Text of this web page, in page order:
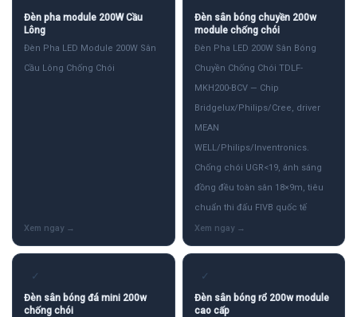
Đèn pha module 200W Cầu
Lông
Đèn Pha LED Module 200W Sân
Cầu Lông Chống Chói
Đèn sân bóng chuyền 200w
module chống chói
Đèn Pha LED 200W Sân Bóng
Chuyền Chống Chói TDLF-
MKH200-BCV — Chip
Bridgelux/Philips/Cree, driver
MEAN
WELL/Philips/Inventronics.
Chống chói UGR<19, ánh sáng
đồng đều toàn sân 18×9m, tiêu
chuẩn thi đấu FIVB quốc tế
✓
Đèn sân bóng đá mini 200w
chống chói
✓
Đèn sân bóng rổ 200w module
cao cấp